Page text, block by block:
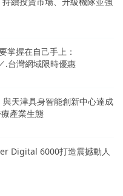
掌握在自己手上：
.台灣網域限時優惠
天津具身智能創新中心達成
產業生態
Digital 6000打造震撼動人